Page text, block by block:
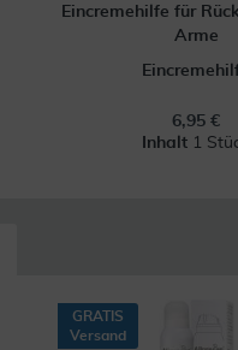
Eincremehilfe für
Arme
6,95 €
Inhalt 1
GRATIS
Versand